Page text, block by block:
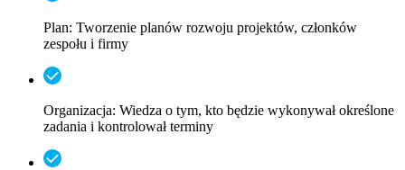
Plan: Tworzenie planów rozwoju projektów, członków
zespołu i firmy
Organizacja: Wiedza o tym, kto będzie wykonywał określone
zadania i kontrolował terminy